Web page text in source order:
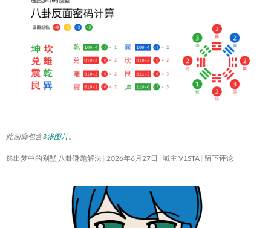
此画廊包含3张图片。
逃出梦中的别墅 八卦谜题解法 2026年6月27日 域主 V1STA 留下评论